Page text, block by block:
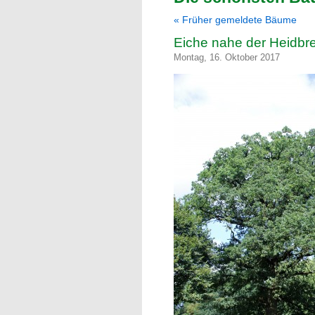
« Früher gemeldete Bäume
Eiche nahe der
Montag, 16. Oktober 2017